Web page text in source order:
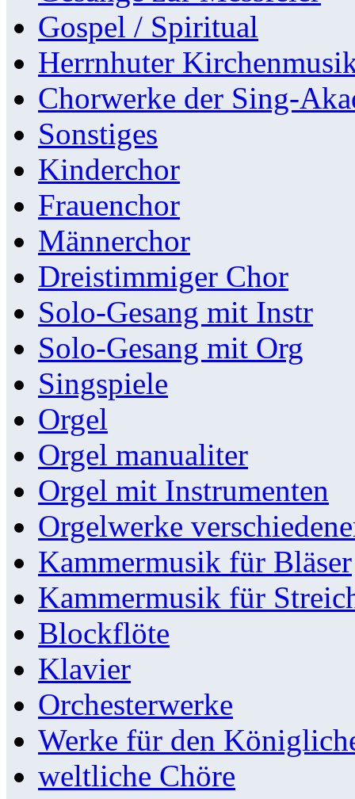
Gospel / Spiritual
Herrnhuter
Chorwerke der Sing-
Sonstiges
Kinderchor
Frauenchor
Männerchor
Dreistimmiger Chor
Solo-Gesang mit Instr
Solo-Gesang mit Org
Singspiele
Orgel
Orgel manualiter
Orgel mit Instrumenten
Orgelwerke
Kammermusik für Bläser
Kammermusik für
Blockflöte
Klavier
Orchesterwerke
Werke für den
weltliche Chöre